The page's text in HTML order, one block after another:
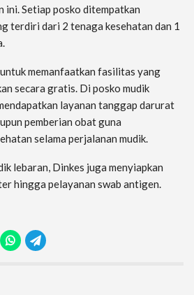
ini. Setiap posko ditempatkan
terdiri dari 2 tenaga kesehatan dan 1
memanfaatkan fasilitas yang
secara gratis. Di posko mudik
layanan tanggap darurat
pemberian obat guna
selama perjalanan mudik.
lebaran, Dinkes juga menyiapkan
hingga pelayanan swab antigen.